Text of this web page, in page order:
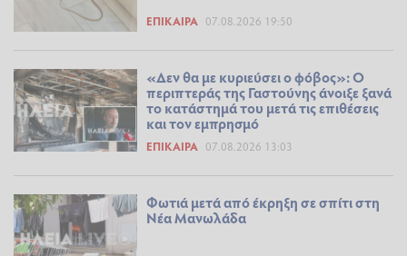
ΕΠΊΚΑΙΡΑ 07.08.2026 19:50
«Δεν θα με κυριεύσει ο φόβος»: Ο
περιπτεράς της Γαστούνης άνοιξε ξανά
το κατάστημά του μετά τις επιθέσεις
και τον εμπρησμό
ΕΠΊΚΑΙΡΑ 07.08.2026 13:03
Φωτιά μετά από έκρηξη σε σπίτι στη
Νέα Μανωλάδα